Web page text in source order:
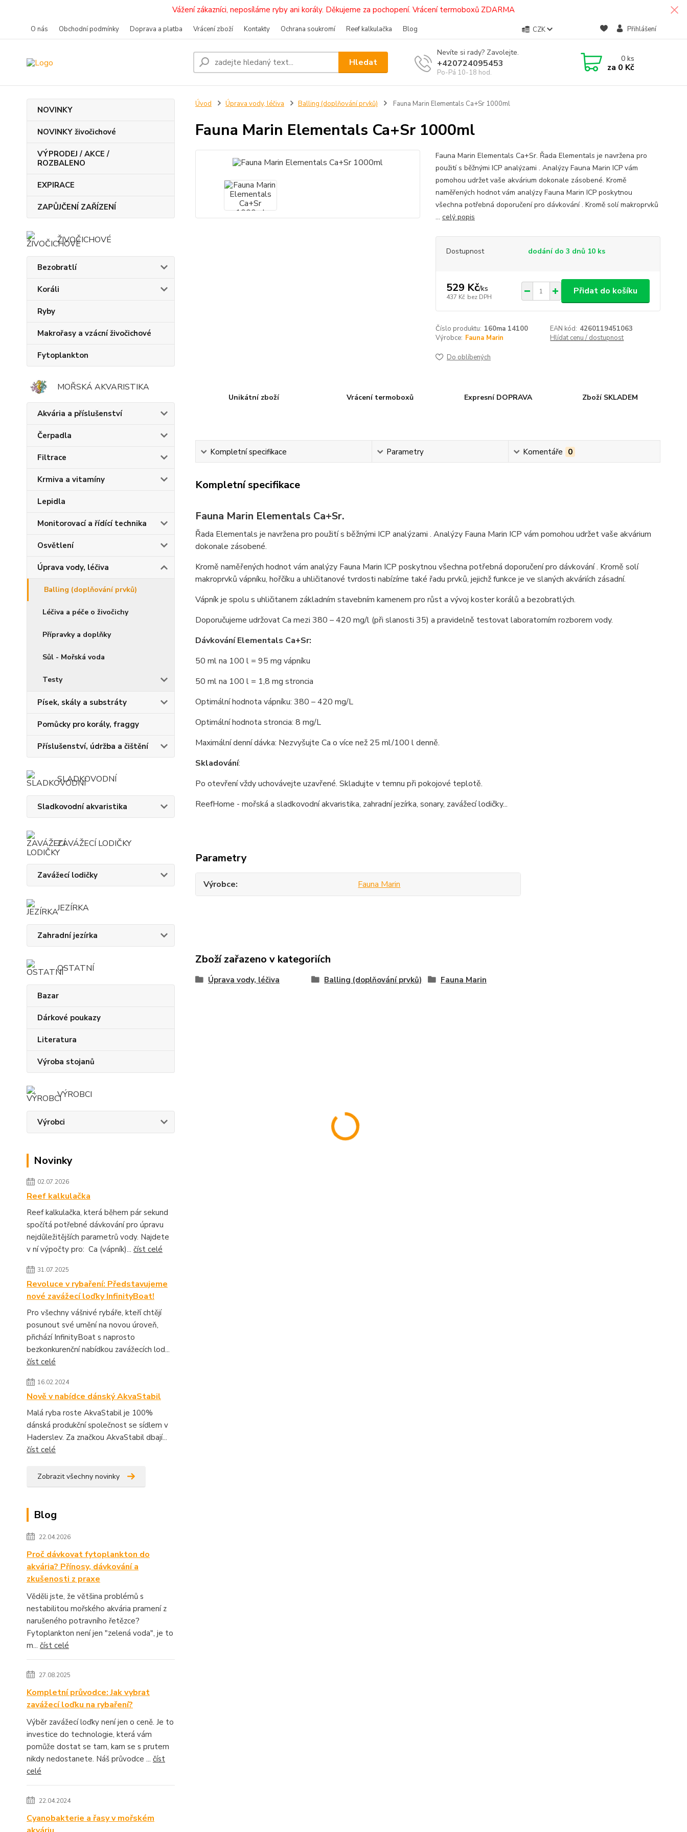
Vážení zákazníci, neposíláme ryby ani korály. Děkujeme za pochopení. Vrácení termoboxů ZDARMA
O nás Obchodní podmínky Doprava a platba Vrácení zboží Kontakty Ochrana soukromí Reef kalkulačka Blog CZK Přihlášení
Hledat
Nevíte si rady? Zavolejte.
+420724095453
Po-Pá 10-18 hod.
0ks
za 0 Kč
NOVINKY
NOVINKY živočichové
VÝPRODEJ / AKCE /
ROZBALENO
EXPIRACE
ZAPŮJČENÍ ZAŘÍZENÍ
ŽIVOČICHOVÉ
Bezobratlí
Koráli
Ryby
Makrořasy a vzácní živočichové
Fytoplankton
MOŘSKÁ AKVARISTIKA
Akvária a příslušenství
Čerpadla
Filtrace
Krmiva a vitamíny
Lepidla
Monitorovací a řídící technika
Osvětlení
Úprava vody, léčiva
Balling (doplňování prvků)
Léčiva a péče o živočichy
Přípravky a doplňky
Sůl - Mořská voda
Testy
Písek, skály a substráty
Pomůcky pro korály, fraggy
Příslušenství, údržba a čištění
SLADKOVODNÍ
Sladkovodní akvaristika
ZAVÁŽECÍ LODIČKY
Zavážecí lodičky
JEZÍRKA
Zahradní jezírka
OSTATNÍ
Bazar
Dárkové poukazy
Literatura
Výroba stojanů
VÝROBCI
Výrobci
Novinky
02.07.2026
Reef kalkulačka
Reef kalkulačka, která během pár sekund
spočítá potřebné dávkování pro úpravu
nejdůležitějších parametrů vody. Najdete
v ní výpočty pro: Ca (vápník)... číst celé
31.07.2025
Revoluce v rybaření: Představujeme
nové zavážecí loďky InfinityBoat!
Pro všechny vášnivé rybáře, kteří chtějí
posunout své umění na novou úroveň,
přichází InfinityBoat s naprosto
bezkonkurenční nabídkou zavážecích lod...
číst celé
16.02.2024
Nově v nabídce dánský AkvaStabil
Malá ryba roste AkvaStabil je 100%
dánská produkční společnost se sídlem v
Haderslev. Za značkou AkvaStabil dbají...
číst celé
Zobrazit všechny novinky
Blog
22.04.2026
Proč dávkovat fytoplankton do
akvária? Přínosy, dávkování a
zkušenosti z praxe
Věděli jste, že většina problémů s
nestabilitou mořského akvária pramení z
narušeného potravního řetězce?
Fytoplankton není jen "zelená voda", je to
m... číst celé
27.08.2025
Kompletní průvodce: Jak vybrat
zavážecí loďku na rybaření?
Výběr zavážecí loďky není jen o ceně. Je to
investice do technologie, která vám
pomůže dostat se tam, kam se s prutem
nikdy nedostanete. Náš průvodce ... číst
celé
22.04.2024
Cyanobakterie a řasy v mořském
Úvod Úprava vody, léčiva Balling (doplňování prvků) Fauna Marin Elementals Ca+Sr 1000ml
Fauna Marin Elementals Ca+Sr 1000ml
Fauna Marin Elementals Ca+Sr. Řada Elementals je navržena pro
použití s běžnými ICP analýzami . Analýzy Fauna Marin ICP vám
pomohou udržet vaše akvárium dokonale zásobené. Kromě
naměřených hodnot vám analýzy Fauna Marin ICP poskytnou
všechna potřebná doporučení pro dávkování . Kromě solí makroprvků
... celý popis
Dostupnost dodání do 3 dnů 10 ks
529 Kč/ks
437 Kč bez DPH
Přidat do košíku
Číslo produktu: 160ma 14100 EAN kód: 4260119451063
Výrobce: Fauna Marin Hlídat cenu / dostupnost
Do oblíbených
Unikátní zboží Vrácení termoboxů Expresní DOPRAVA Zboží SKLADEM
Kompletní specifikace Parametry Komentáře 0
Kompletní specifikace
Fauna Marin Elementals Ca+Sr.
Řada Elementals je navržena pro použití s běžnými ICP analýzami . Analýzy Fauna Marin ICP vám pomohou udržet vaše akvárium
dokonale zásobené.
Kromě naměřených hodnot vám analýzy Fauna Marin ICP poskytnou všechna potřebná doporučení pro dávkování . Kromě solí
makroprvků vápníku, hořčíku a uhličitanové tvrdosti nabízíme také řadu prvků, jejichž funkce je ve slaných akváriích zásadní.
Vápník je spolu s uhličitanem základním stavebním kamenem pro růst a vývoj koster korálů a bezobratlých.
Doporučujeme udržovat Ca mezi 380 – 420 mg/l (při slanosti 35) a pravidelně testovat laboratorním rozborem vody.
Dávkování Elementals Ca+Sr:
50 ml na 100 l = 95 mg vápníku
50 ml na 100 l = 1,8 mg stroncia
Optimální hodnota vápníku: 380 – 420 mg/L
Optimální hodnota stroncia: 8 mg/L
Maximální denní dávka: Nezvyšujte Ca o více než 25 ml/100 l denně.
Skladování:
Po otevření vždy uchovávejte uzavřené. Skladujte v temnu při pokojové teplotě.
ReefHome - mořská a sladkovodní akvaristika, zahradní jezírka, sonary, zavážecí lodičky...
Parametry
Výrobce Fauna Marin
Zboží zařazeno v kategoriích
Úprava vody, léčiva Balling (doplňování prvků) Fauna Marin